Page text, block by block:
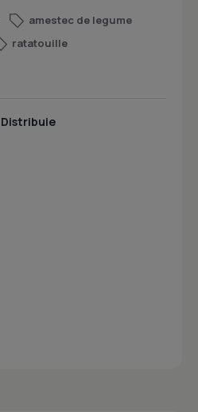
amestec de legume
ratatouille
Distribuie